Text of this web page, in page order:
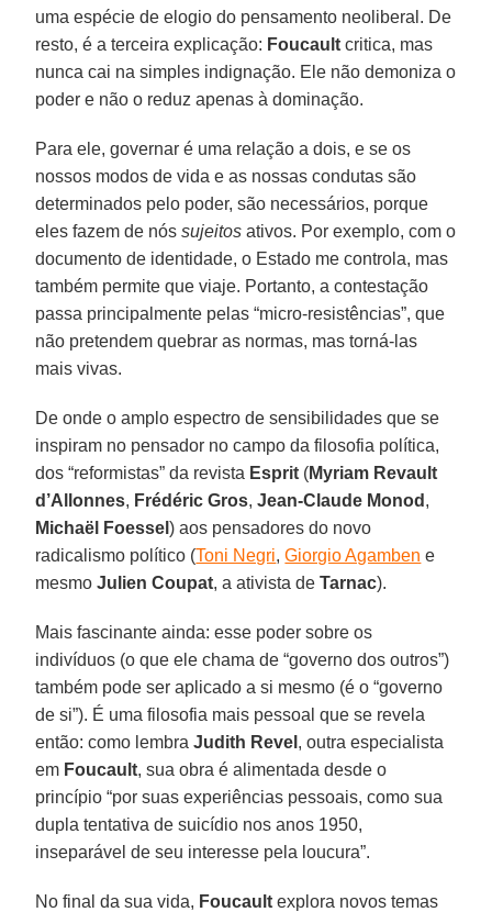
uma espécie de elogio do pensamento neoliberal. De
resto, é a terceira explicação: Foucault critica, mas
nunca cai na simples indignação. Ele não demoniza o
poder e não o reduz apenas à dominação.
Para ele, governar é uma relação a dois, e se os
nossos modos de vida e as nossas condutas são
determinados pelo poder, são necessários, porque
eles fazem de nóssujeitos ativos. Por exemplo, com o
documento de identidade, o Estado me controla, mas
também permite que viaje. Portanto, a contestação
passa principalmente pelas “micro-resistências”, que
não pretendem quebrar as normas, mas torná-las
mais vivas.
De onde o amplo espectro de sensibilidades que se
inspiram no pensador no campo da filosofia política,
dos “reformistas” da revista Esprit (Myriam Revault
d’Allonnes, Frédéric Gros,Jean-Claude Monod ,
Michaël Foessel) aos pensadores do novo
radicalismo político (Toni Negri,Giorgio Agamben e
mesmoJulien Coupat, a ativista deTarnac).
Mais fascinante ainda: esse poder sobre os
indivíduos (o que ele chama de “governo dos outros”)
também pode ser aplicado a si mesmo (é o “governo
de si”). É uma filosofia mais pessoal que se revela
então: como lembraJudith Revel , outra especialista
em Foucault, sua obra é alimentada desde o
princípio “por suas experiências pessoais, como sua
dupla tentativa de suicídio nos anos 1950,
inseparável de seu interesse pela loucura”.
No final da sua vida, Foucault explora novos temas